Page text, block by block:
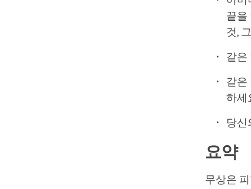
끝을
것,
같은
같은
하세
당신
요약
무상은